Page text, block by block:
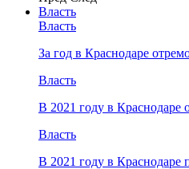
Власть
Власть
За год в Краснодаре
Власть
В 2021 году в Краснодаре
Власть
В 2021 году в Краснодаре